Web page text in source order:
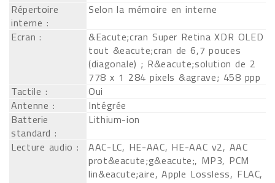
Répertoire
interne :
Selon la mémoire en interne
Ecran :
&Eacute;cran Super Retina XDR OLED
tout &eacute;cran de 6,7 pouces
(diagonale) ; R&eacute;solution de 2
778 x 1 284 pixels &agrave; 458 ppp
Tactile :
Oui
Antenne :
Intégrée
Batterie
standard :
Lithium-ion
Lecture audio :
AAC-LC, HE-AAC, HE-AAC v2, AAC
prot&eacute;g&eacute;, MP3, PCM
lin&eacute;aire, Apple Lossless, FLAC,